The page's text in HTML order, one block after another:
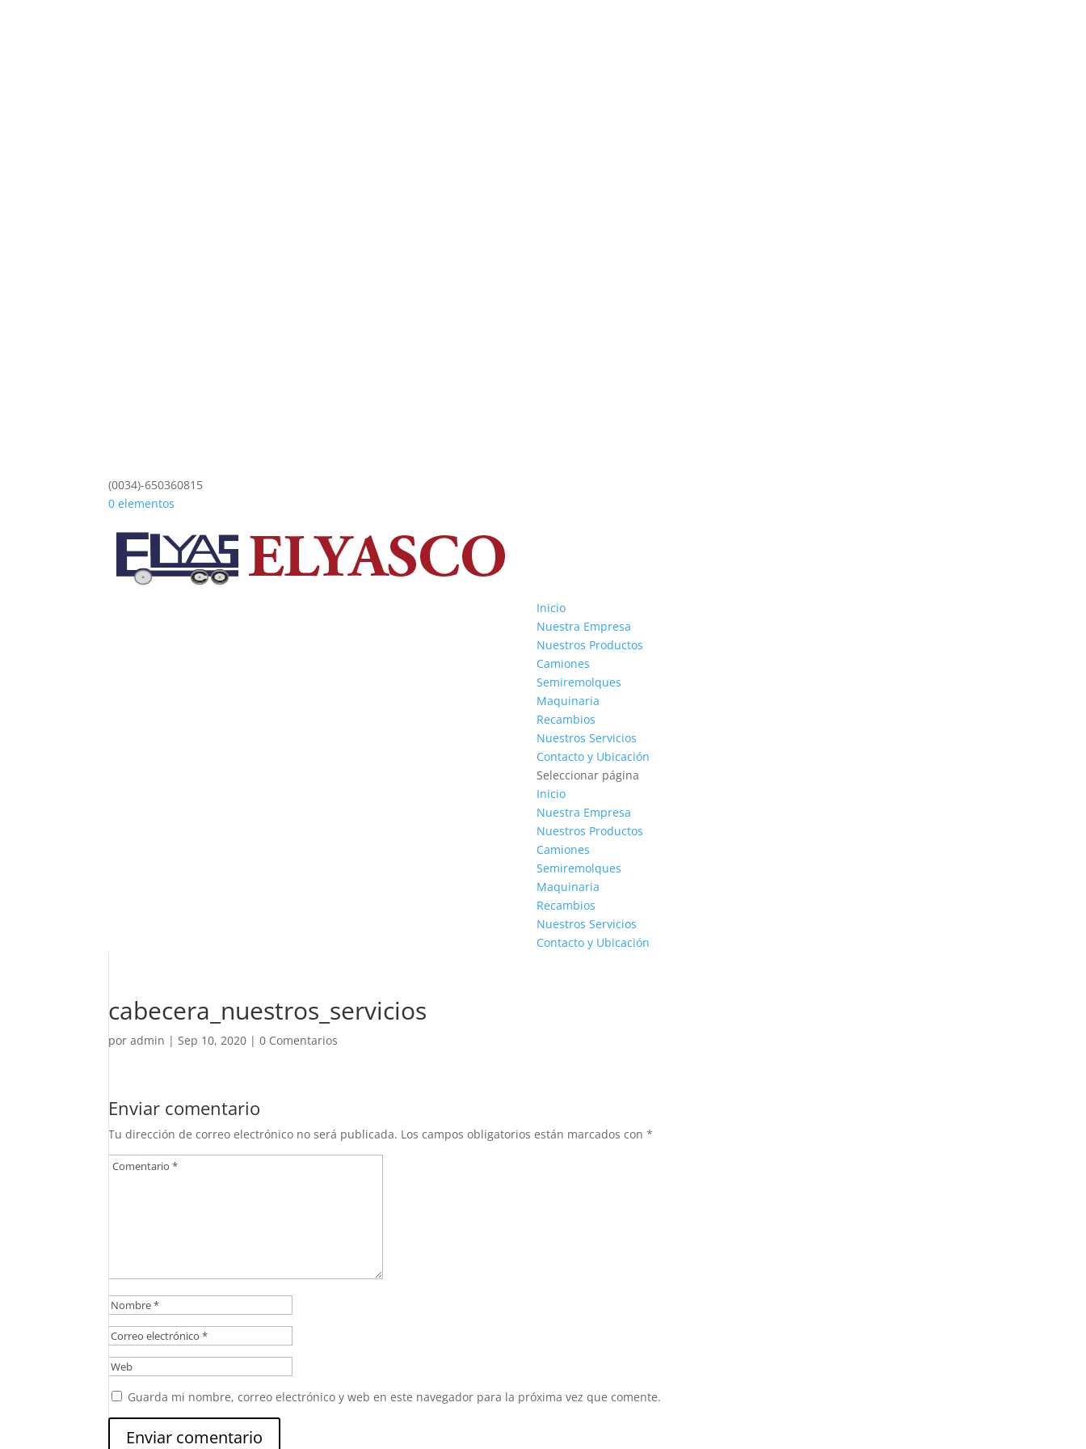
(0034)-650360815
0 elementos
Inicio
Nuestra Empresa
Nuestros Productos
Camiones
Semiremolques
Maquinaria
Recambios
Nuestros Servicios
Contacto y Ubicación
Seleccionar página
Inicio
Nuestra Empresa
Nuestros Productos
Camiones
Semiremolques
Maquinaria
Recambios
Nuestros Servicios
Contacto y Ubicación
cabecera_nuestros_servicios
poradmin |Sep 10, 2020 |0 Comentarios
Enviar comentario
Tu dirección de correo electrónico no será publicada. Los campos obligatorios están marcados con*
Guarda mi nombre, correo electrónico y web en este navegador para la próxima vez que comente.